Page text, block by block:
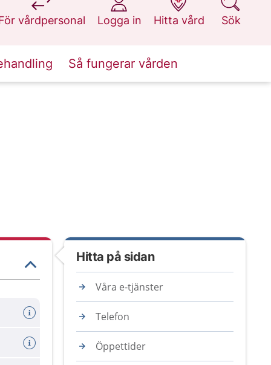
vårdpersonal
Logga in
Hitta vård
Sök
Så fungerar vården
Hitta på sidan
Våra e-tjänster
Telefon
Öppettider